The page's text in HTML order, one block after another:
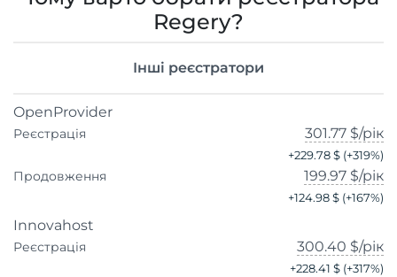
Regery?
Інші реєстратори
OpenProvider
Реєстрація 301.77 $/рік
+229.78 $ (+319%)
Продовження 199.97 $/рік
+124.98 $ (+167%)
Innovahost
Реєстрація 300.40 $/рік
+228.41 $ (+317%)